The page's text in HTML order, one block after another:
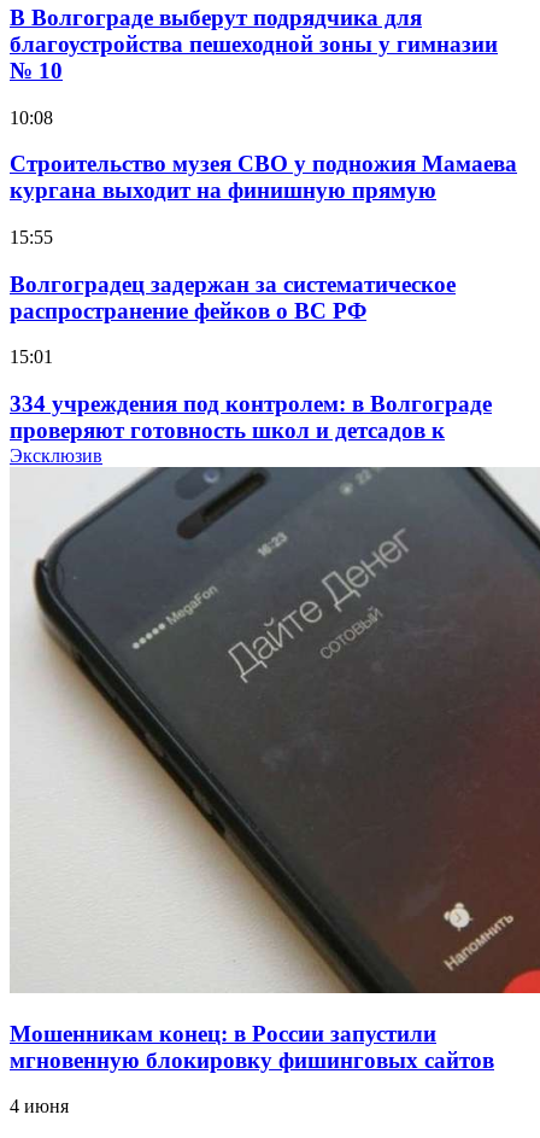
В Волгограде выберут подрядчика для
благоустройства пешеходной зоны у гимназии
№ 10
10:08
Строительство музея СВО у подножия Мамаева
кургана выходит на финишную прямую
15:55
Волгоградец задержан за систематическое
распространение фейков о ВС РФ
15:01
334 учреждения под контролем: в Волгограде
проверяют готовность школ и детсадов к
учебному году
Покушение на убийство в Волгограде: девушка
напала на незнакомую женщину с ножом
12:39
Сладкий праздник в Волгограде: в Центральном
парке прошёл фестиваль „Арбузный переполох“
Волгоградские компании нарастили экспорт:
заключены контракты на 3,6 млн долларов
Эксклюзив
Мошенникам конец: в России запустили
мгновенную блокировку фишинговых сайтов
4 июня